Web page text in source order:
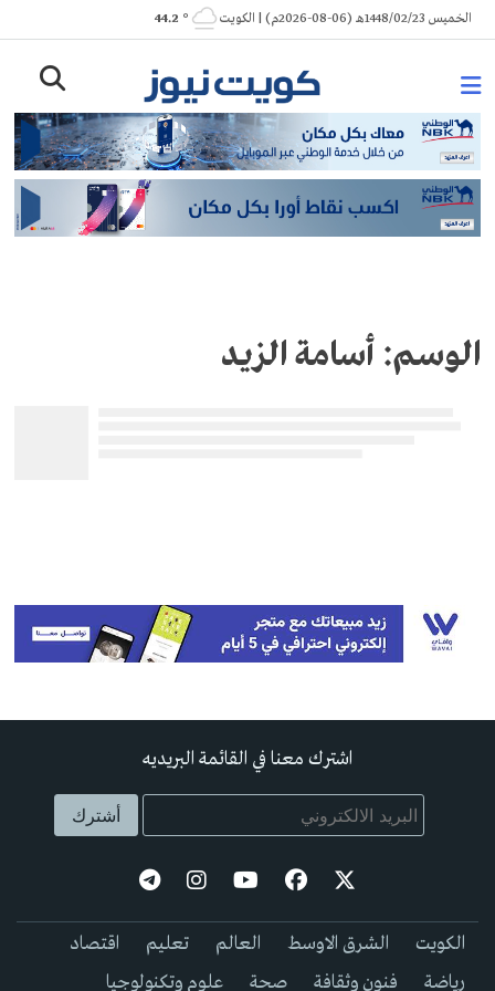
Skip
to
الخميس 1448/02/23هـ (06-08-2026م) | الكويت ° 44.2
الوسم: أسامة الزيد
اشترك معنا في القائمة البريديه
الكويت الشرق الاوسط العالم تعليم
اقتصاد
رياضة
فنون وثقافة صحة علوم وتكنولوجيا